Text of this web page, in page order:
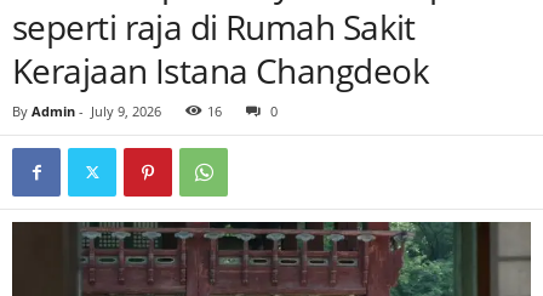
seperti raja di Rumah Sakit
Kerajaan Istana Changdeok
By Admin - July 9, 2026 16 0